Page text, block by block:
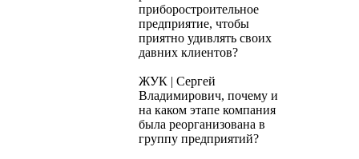
приборостроительное
предприятие, чтобы
приятно удивлять своих
давних клиентов?
ЖУК | Сергей
Владимирович, почему и
на каком этапе компания
была реорганизована в
группу предприятий?